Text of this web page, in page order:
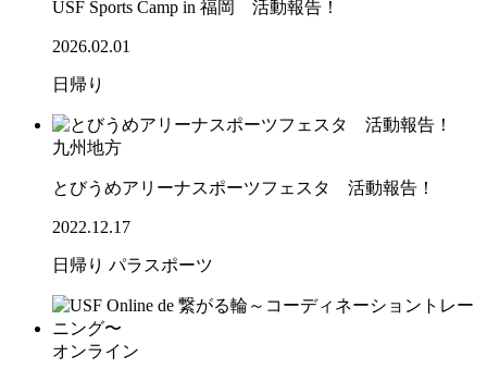
USF Sports Camp in 福岡 活動報告！
2026.02.01
日帰り
九州地方
とびうめアリーナスポーツフェスタ 活動報告！
2022.12.17
日帰り パラスポーツ
オンライン